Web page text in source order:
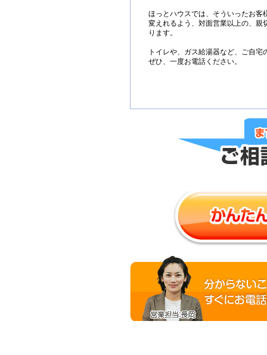
ほっとハウスでは、そういったお客
変えれるよう、対面営業以上の、親
ります。
トイレや、ガス給湯器など、ご自
ぜひ、一度お電話ください。